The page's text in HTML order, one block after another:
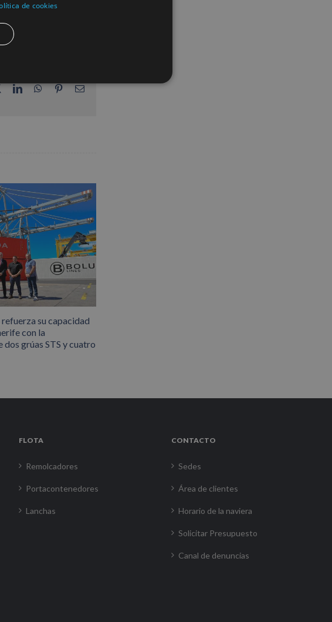
X LinkedInWhatsApp
PinterestCorreo
su capacidad
con la
grúas STS y cuatro
FLOTA
Remolcadores
Portacontenedores
Lanchas
CONTACTO
Sedes
Área de clientes
Horario de la naviera
Solicitar Presupuesto
Canal de denuncias
de cookies